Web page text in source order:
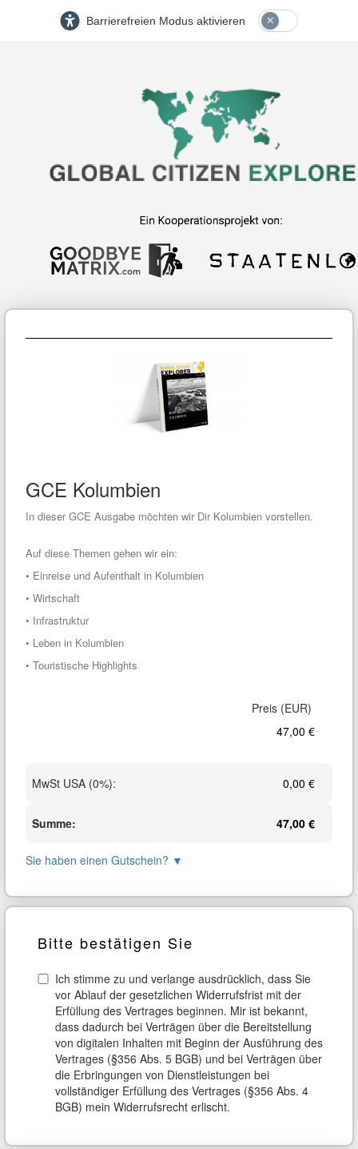
Barrierefreien Modus aktivieren
GCE Kolumbien
In dieser GCE Ausgabe möchten wir Dir Kolumbien vorstellen.
Auf diese Themen gehen wir ein:
• Einreise und Aufenthalt in Kolumbien
• Wirtschaft
• Infrastruktur
• Leben in Kolumbien
• Touristische Highlights
47,00 €
MwSt USA (0%): 0,00 €
Summe: 47,00 €
Sie haben einen Gutschein? ▼
Bitte bestätigen Sie
Ich stimme zu und verlange ausdrücklich, dass Sie
vor Ablauf der gesetzlichen Widerrufsfrist mit der
Erfüllung des Vertrages beginnen. Mir ist bekannt,
dass dadurch bei Verträgen über die Bereitstellung
von digitalen Inhalten mit Beginn der Ausführung des
Vertrages (§356 Abs. 5 BGB) und bei Verträgen über
die Erbringungen von Dienstleistungen bei
vollständiger Erfüllung des Vertrages (§356 Abs. 4
BGB) mein Widerrufsrecht erlischt.